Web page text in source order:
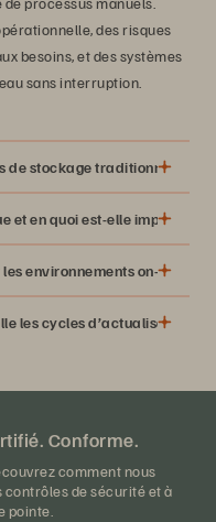
des risques
besoins, et des systèmes
sans interruption.
stockage traditionnelles ?
et en quoi est-elle importante
environnements on-prem et
les cycles d’actualisation et
Conforme.
comment nous
contrôles de sécurité et à
pointe.